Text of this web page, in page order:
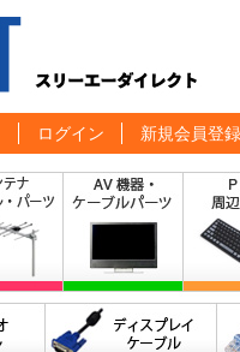
ログイン 新規会員登録